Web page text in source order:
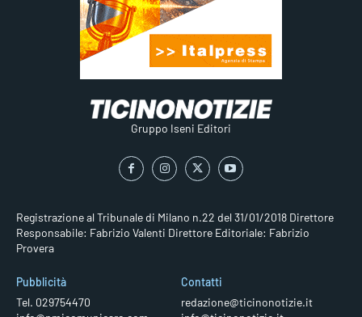
Gruppo Iseni Editori
Registrazione al Tribunale di Milano n.22 del 31/01/2018 Direttore
Responsabile: Fabrizio Valenti Direttore Editoriale: Fabrizio
Provera
Pubblicità
Tel. 029754470
Contatti
redazione@ticinonotizie.it